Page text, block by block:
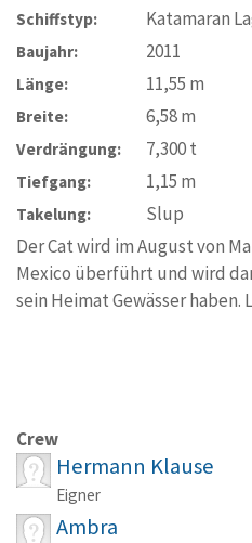
Schiffstyp: Katamaran
Baujahr: 2011
Länge: 11,55 m
Breite: 6,58m
Verdrängung: 7,300t
Tiefgang: 1,15 m
Takelung:
Slup
Der Cat wird im August von
Mexico überführt und wird
sein Heimat Gewässer haben.
Crew
Hermann Klause
Eigner
Ambra